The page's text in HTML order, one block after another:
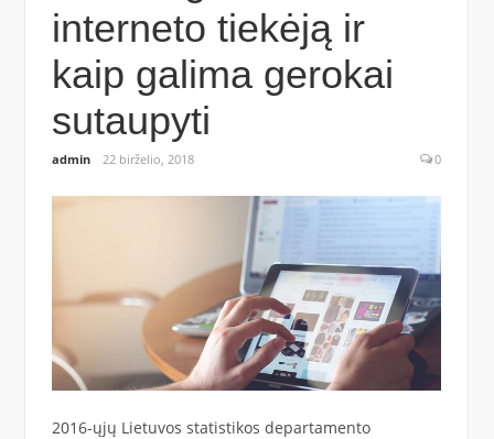
interneto tiekėją ir
kaip galima gerokai
sutaupyti
admin 22 birželio, 2018 0
2016-ųjų Lietuvos statistikos departamento